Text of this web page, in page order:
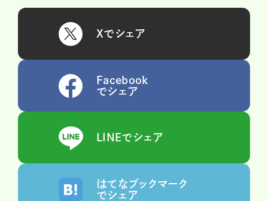
Xでシェア
Facebook
でシェア
LINEでシェア
はてなブックマーク
でシェア